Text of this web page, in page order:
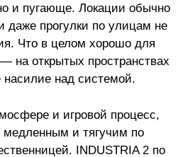
и пугающе. Локации обычно
даже прогулки по улицам не
Что в целом хорошо для
на открытых пространствах
насилие над системой.
и игровой процесс,
и тягучим по
INDUSTRIA 2 по